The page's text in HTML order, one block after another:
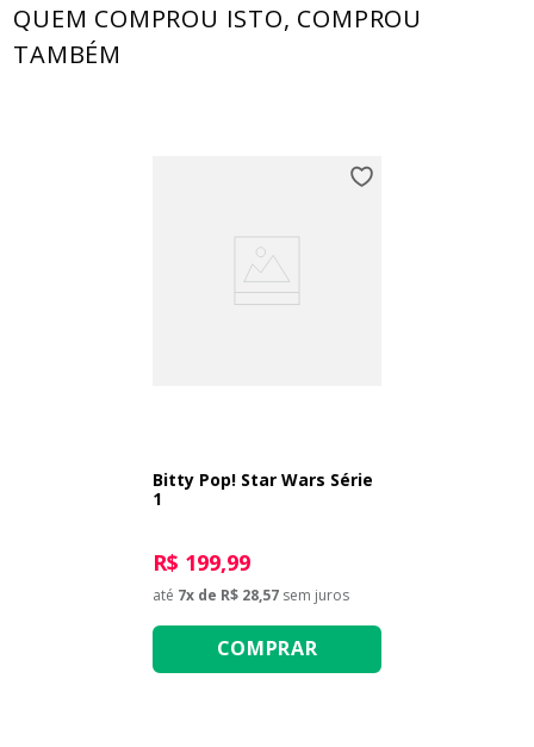
QUEM COMPROU ISTO, COMPROU
TAMBÉM
Bitty Pop! Star Wars Série
1
R$ 199,99
até 7x de R$ 28,57 sem juros
COMPRAR